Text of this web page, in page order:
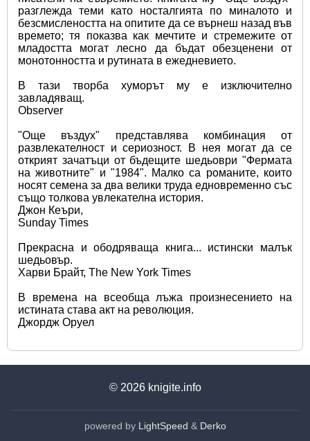
разглежда теми като носталгията по миналото и
безсмислеността на опитите да се върнеш назад във
времето; тя показва как мечтите и стремежите от
младостта могат лесно да бъдат обезценени от
монотонността и рутината в ежедневието.
В тази творба хуморът му е изключително
завладяващ.
Observer
"Още въздух" представлява комбинация от
развлекателност и сериозност. В нея могат да се
открият зачатъци от бъдещите шедьоври "Фермата
на животните" и "1984". Малко са романите, които
носят семена за два велики труда едновременно със
също толкова увлекателна история.
Джон Кеъри,
Sunday Times
Прекрасна и ободряваща книга... истински малък
шедьовър.
Харви Брайт, The New York Times
В времена на всеобща лъжа произнесението на
истината става акт на революция.
Джордж Оруел
© 2026 knigite.info
powered by LightSpeed & Derko